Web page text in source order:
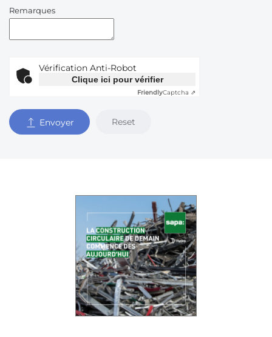
Remarques
Vérification Anti-Robot
Clique ici pour vérifier
FriendlyCaptcha ⇗
Envoyer Reset